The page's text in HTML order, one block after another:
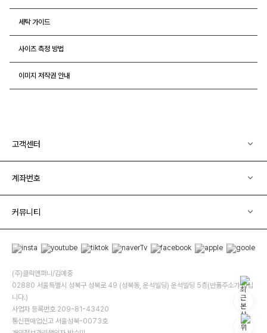
세탁 가이드
사이즈 측정 방법
이미지 저작권 안내
고객센터
계좌번호
커뮤니티
(주)클릭앤퍼니/김예중
02880 서울특별시 성북구 성북로 49 (성북동, 운석빌딩) 운석빌딩 5층(반품주소가 아닙
니다.)
사업자 등록번호 209-81-43420
통신판매업신고 서울성북-0073호